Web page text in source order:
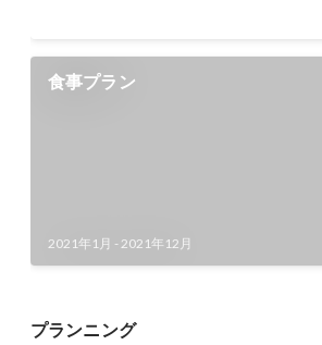
食事プラン
2021年1月 -2021年12月
プランニング